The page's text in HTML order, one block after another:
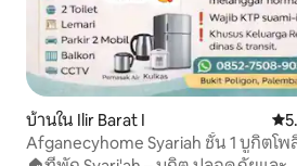
บ้านใน Ilir Barat I คะ
Afganecyhome Syariah ชั้น 1 บูกิตโพ